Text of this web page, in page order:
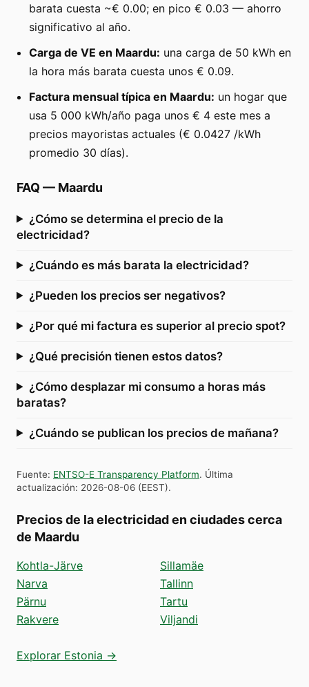
barata cuesta ~€ 0.00; en pico € 0.03 — ahorro
significativo al año.
Carga de VE en Maardu: una carga de 50 kWh en
la hora más barata cuesta unos € 0.09.
Factura mensual típica en Maardu: un hogar que
usa 5 000 kWh/año paga unos € 4 este mes a
precios mayoristas actuales (€ 0.0427 /kWh
promedio 30 días).
FAQ — Maardu
¿Cómo se determina el precio de la
electricidad?
¿Cuándo es más barata la electricidad?
¿Pueden los precios ser negativos?
¿Por qué mi factura es superior al precio spot?
¿Qué precisión tienen estos datos?
¿Cómo desplazar mi consumo a horas más
baratas?
¿Cuándo se publican los precios de mañana?
Fuente: ENTSO-E Transparency Platform. Última
actualización: 2026-08-06 (EEST).
Precios de la electricidad en ciudades cerca
de Maardu
Kohtla-Järve
Narva
Pärnu
Rakvere
Sillamäe
Tallinn
Tartu
Viljandi
Explorar Estonia →